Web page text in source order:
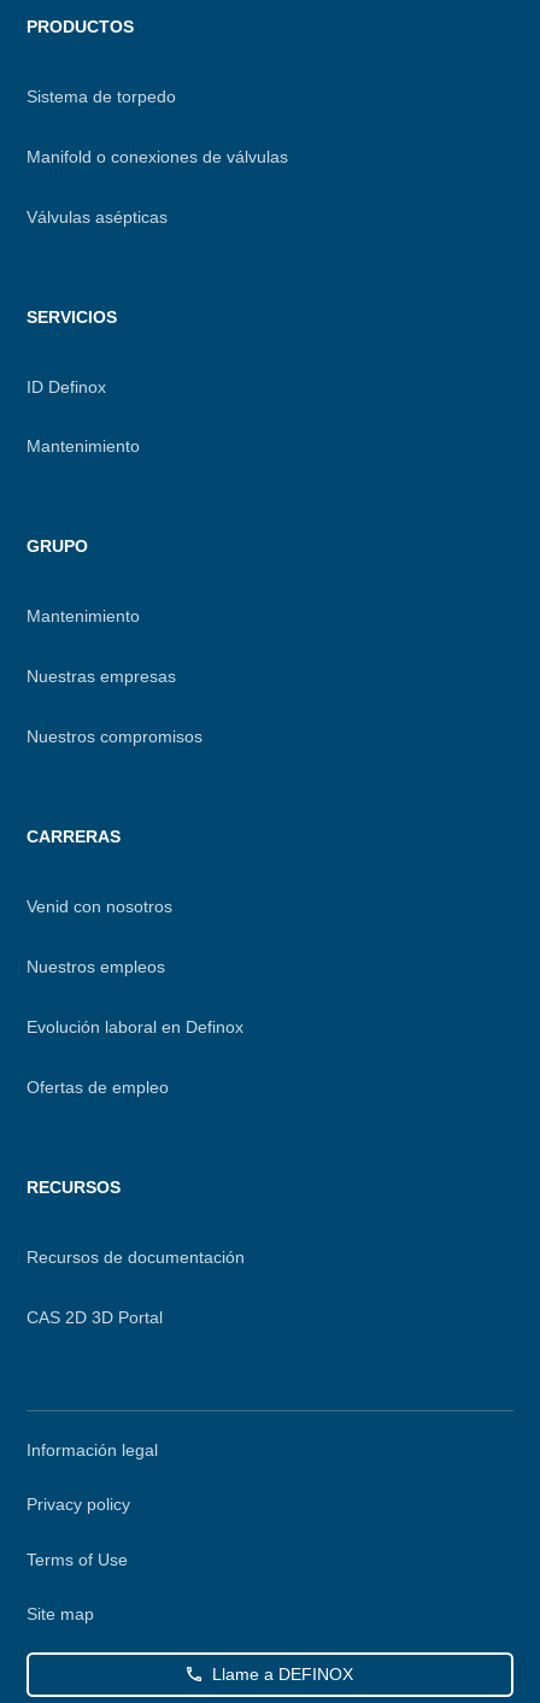
PRODUCTOS
Sistema de torpedo
Manifold o conexiones de válvulas
Válvulas asépticas
SERVICIOS
ID Definox
Mantenimiento
GRUPO
Mantenimiento
Nuestras empresas
Nuestros compromisos
CARRERAS
Venid con nosotros
Nuestros empleos
Evolución laboral en Definox
Ofertas de empleo
RECURSOS
Recursos de documentación
CAS 2D 3D Portal
Información legal
Privacy policy
Terms of Use
Site map
Llame a DEFINOX